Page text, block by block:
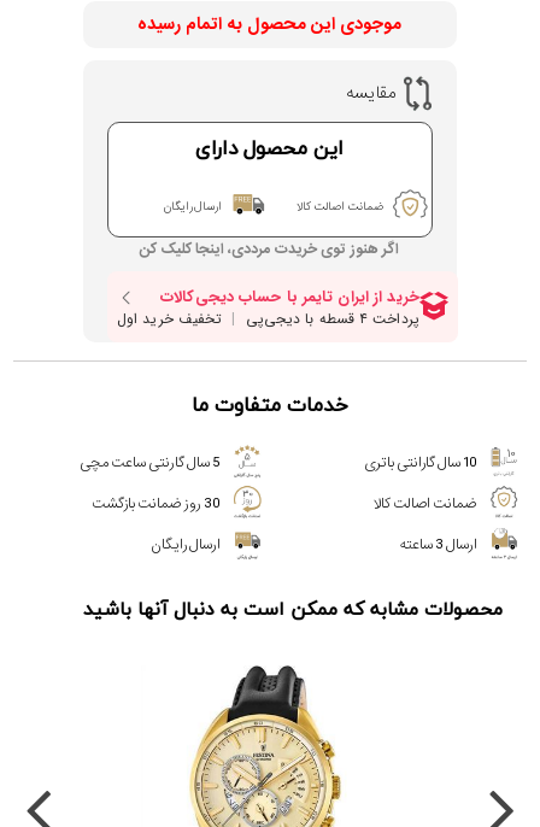
موجودی این محصول به اتمام رسیده
مقایسه
این محصول دارای
ضمانت اصالت کالا ارسال رایگان
اگر هنوز توی خریدت مرددی، اینجا کلیک کن
خدمات متفاوت ما
10 سال گارانتی باتری
5 سال گارنتی ساعت مچی
ضمانت اصالت کالا
30 روز ضمانت بازگشت
ارسال 3 ساعته
ارسال رایگان
محصولات مشابه که ممکن است به دنبال آنها باشید